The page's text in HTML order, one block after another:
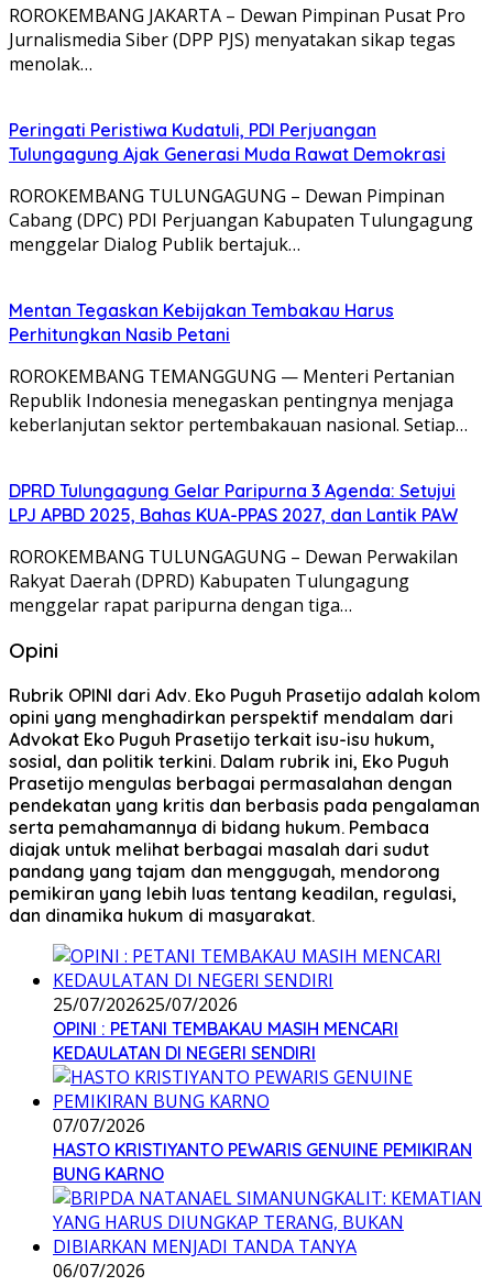
ROROKEMBANG JAKARTA – Dewan Pimpinan Pusat Pro
Jurnalismedia Siber (DPP PJS) menyatakan sikap tegas
menolak…
Peringati Peristiwa Kudatuli, PDI Perjuangan
Tulungagung Ajak Generasi Muda Rawat Demokrasi
ROROKEMBANG TULUNGAGUNG – Dewan Pimpinan
Cabang (DPC) PDI Perjuangan Kabupaten Tulungagung
menggelar Dialog Publik bertajuk…
Mentan Tegaskan Kebijakan Tembakau Harus
Perhitungkan Nasib Petani
ROROKEMBANG TEMANGGUNG — Menteri Pertanian
Republik Indonesia menegaskan pentingnya menjaga
keberlanjutan sektor pertembakauan nasional. Setiap…
DPRD Tulungagung Gelar Paripurna 3 Agenda: Setujui
LPJ APBD 2025, Bahas KUA-PPAS 2027, dan Lantik PAW
ROROKEMBANG TULUNGAGUNG – Dewan Perwakilan
Rakyat Daerah (DPRD) Kabupaten Tulungagung
menggelar rapat paripurna dengan tiga…
Opini
Rubrik OPINI dari Adv. Eko Puguh Prasetijo adalah kolom
opini yang menghadirkan perspektif mendalam dari
Advokat Eko Puguh Prasetijo terkait isu-isu hukum,
sosial, dan politik terkini. Dalam rubrik ini, Eko Puguh
Prasetijo mengulas berbagai permasalahan dengan
pendekatan yang kritis dan berbasis pada pengalaman
serta pemahamannya di bidang hukum. Pembaca
diajak untuk melihat berbagai masalah dari sudut
pandang yang tajam dan menggugah, mendorong
pemikiran yang lebih luas tentang keadilan, regulasi,
dan dinamika hukum di masyarakat.
25/07/202625/07/2026
OPINI : PETANI TEMBAKAU MASIH MENCARI
KEDAULATAN DI NEGERI SENDIRI
07/07/2026
HASTO KRISTIYANTO PEWARIS GENUINE PEMIKIRAN
BUNG KARNO
06/07/2026